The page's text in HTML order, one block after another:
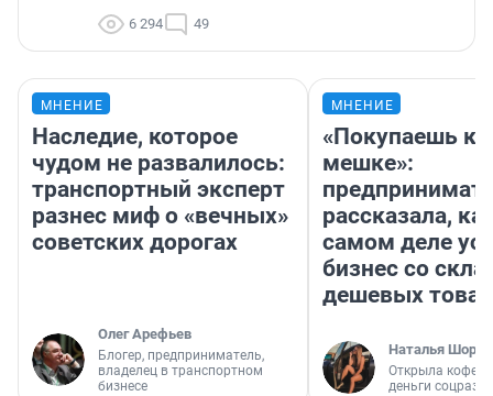
6 294 49
МНЕНИЕ
Наследие, которое
чудом не развалилось:
транспортный эксперт
разнес миф о «вечных»
советских дорогах
Олег Арефьев
Блогер, предприниматель,
владелец в транспортном
бизнесе
МНЕНИЕ
«Покупаешь
мешке»:
рассказала,
самом деле
бизнес со
дешевых
Наталья
Открыла
деньги